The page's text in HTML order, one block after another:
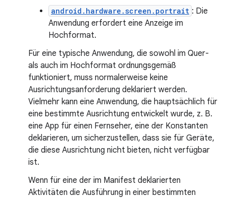
android.hardware.screen.portrait : Die
Anwendung erfordert eine Anzeige im
Hochformat.
Für eine typische Anwendung, die sowohl im Quer-
als auch im Hochformat ordnungsgemäß
funktioniert, muss normalerweise keine
Ausrichtungsanforderung deklariert werden.
Vielmehr kann eine Anwendung, die hauptsächlich für
eine bestimmte Ausrichtung entwickelt wurde, z. B.
eine App für einen Fernseher, eine der Konstanten
deklarieren, um sicherzustellen, dass sie für Geräte,
die diese Ausrichtung nicht bieten, nicht verfügbar
ist.
Wenn für eine der im Manifest deklarierten
Aktivitäten die Ausführung in einer bestimmten